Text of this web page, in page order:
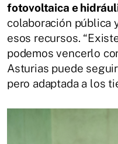
fotovoltaica e
colaboración pública
esos recursos.
podemos vencerlo
Asturias puede
pero adaptada a los